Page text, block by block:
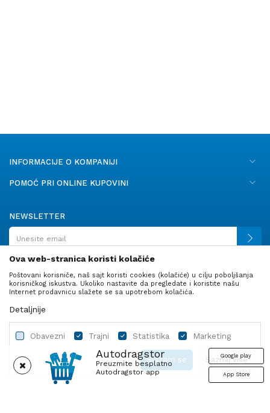
Autodragstor
Preuzmite besplatno
Autodragstor app
Google play
App Store
INFORMACIJE O KOMPANIJI
POMOĆ PRI ONLINE KUPOVINI
NEWSLETTER
PRATITE NAS
Autodelovi Ulje i tečnosti
Ova web-stranica koristi kolačiće
Poštovani korisniče, naš sajt koristi cookies (kolačiće) u cilju poboljšanja
korisničkog iskustva. Ukoliko nastavite da pregledate i koristite našu
Internet prodavnicu slažete se sa upotrebom kolačića.
Detaljnije
Obavezni Trajni Statistika Marketing
Saznaj više
Slažem se